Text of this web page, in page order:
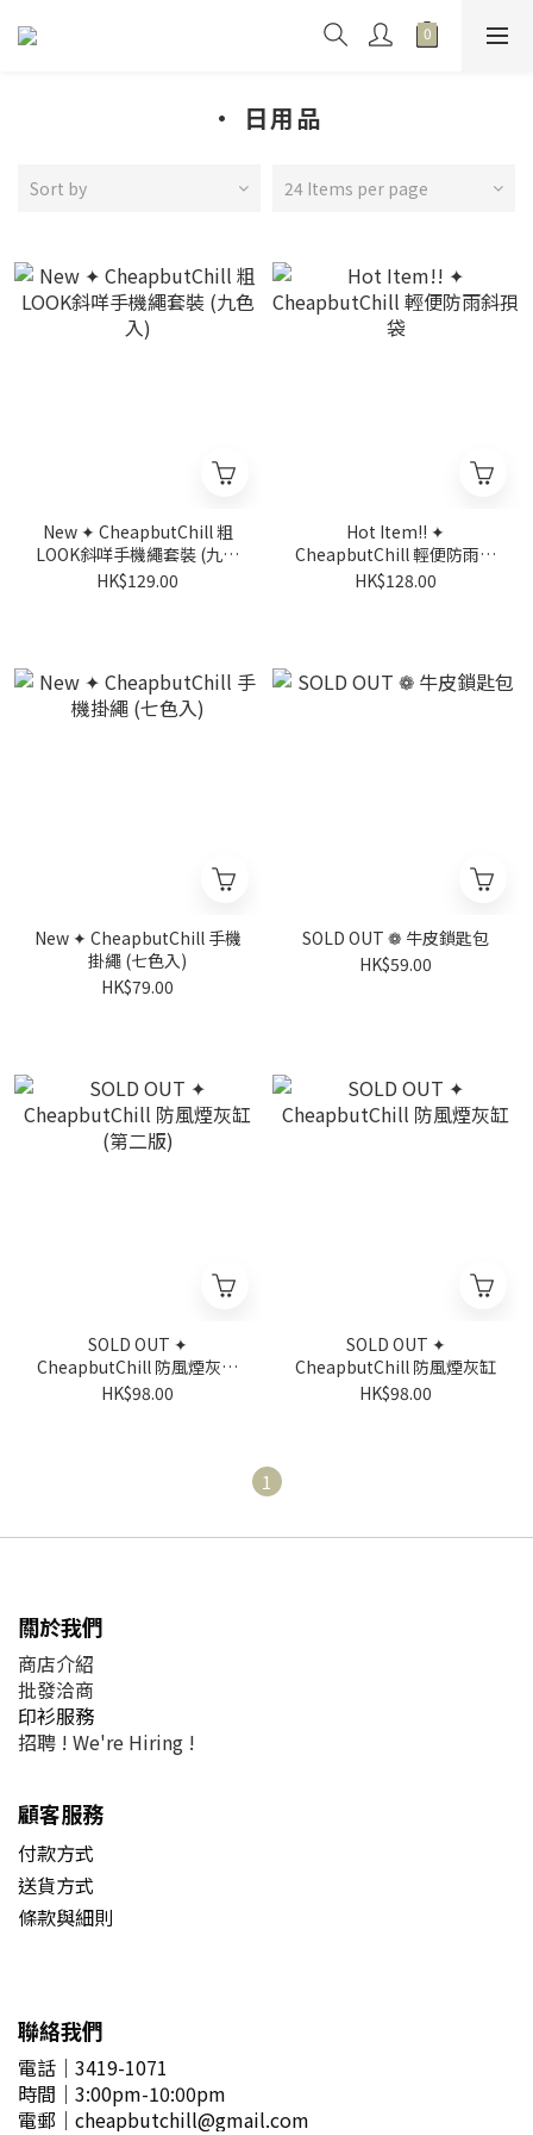
· 日用品
Sort by 24 Items per page
New ✦ CheapbutChill 粗
LOOK斜咩手機繩套裝 (九色
入)
HK$129.00
Hot Item!! ✦
CheapbutChill 輕便防雨斜
孭袋
HK$128.00
New ✦ CheapbutChill 手機
掛繩 (七色入)
HK$79.00
SOLD OUT ❁ 牛皮鎖匙包
HK$59.00
SOLD OUT ✦
CheapbutChill 防風煙灰缸
(第二版)
HK$98.00
SOLD OUT ✦
CheapbutChill 防風煙灰缸
HK$98.00
1
關於我們
商店介紹
批發洽商
印衫服務
招聘 ! We're Hiring !
顧客服務
付款方式
送貨方式
條款與細則
聯絡我們
電話｜3419-1071
時間 ｜3:00pm-10:00pm
電郵 ｜ cheapbutchill@gmail.com